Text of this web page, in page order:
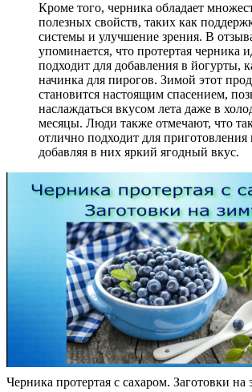
Кроме того, черника обладает
полезных свойств, таких как
системы и улучшение зрения. В
упоминается, что протертая черника
подходит для добавления в йогурты,
начинка для пирогов. Зимой этот
становится настоящим спасением,
наслаждаться вкусом лета даже в
месяцы. Люди также отмечают, что
отлично подходит для приготовления
добавляя в них яркий ягодный вкус.
Черника протертая с сахаром. Заготовки на